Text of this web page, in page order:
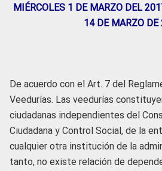
MIÉRCOLES 1 DE MARZO DEL
14 DE MARZO DE
De acuerdo con el Art. 7 del
Veedurías. Las veedurías
ciudadanas independientes del
Ciudadana y Control Social, de la
cualquier otra institución de la
tanto, no existe relación de